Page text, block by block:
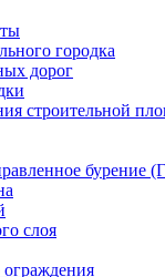
городка
дорог
строительной
бурение
слоя